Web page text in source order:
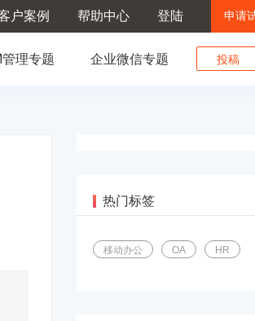
户案例 帮助中心 登陆 申请
理专题 企业微信专题 投稿
热门标签
移动办公 OA HR